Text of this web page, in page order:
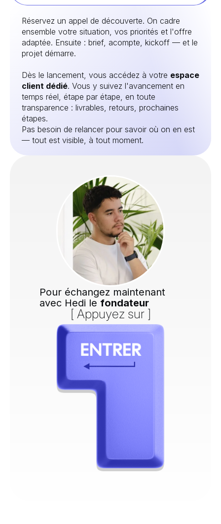
Réservez un appel de découverte. On cadre
ensemble votre situation, vos priorités et l'offre
adaptée. Ensuite : brief, acompte, kickoff — et le
projet démarre.
Dès le lancement, vous accédez à votre espace
client dédié. Vous y suivez l'avancement en
temps réel, étape par étape, en toute
transparence : livrables, retours, prochaines
étapes.
Pas besoin de relancer pour savoir où on en est
— tout est visible, à tout moment.
Pour échangez maintenant
avec Hedi le fondateur
[ Appuyez sur ]